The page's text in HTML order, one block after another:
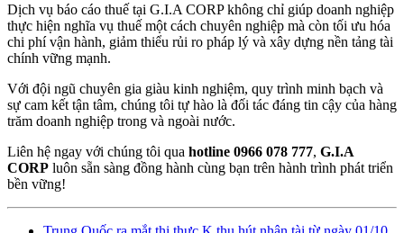
Dịch vụ báo cáo thuế tại G.I.A CORP không chỉ giúp doanh nghiệp
thực hiện nghĩa vụ thuế một cách chuyên nghiệp mà còn tối ưu hóa
chi phí vận hành, giảm thiểu rủi ro pháp lý và xây dựng nền tảng tài
chính vững mạnh.
Với đội ngũ chuyên gia giàu kinh nghiệm, quy trình minh bạch và
sự cam kết tận tâm, chúng tôi tự hào là đối tác đáng tin cậy của hàng
trăm doanh nghiệp trong và ngoài nước.
Liên hệ ngay với chúng tôi qua hotline 0966 078 777, G.I.A
CORP luôn sẵn sàng đồng hành cùng bạn trên hành trình phát triển
bền vững!